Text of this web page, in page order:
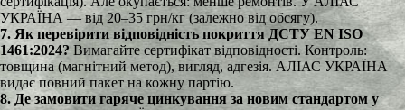
УКРАЇНА — від 20–35 грн/кг (залежно від обсягу).
7. Як перевірити відповідність покриття ДСТУ EN ISO
1461:2024?Вимагайте сертифікат відповідності. Контроль:
товщина (магнітний метод), вигляд, адгезія. АЛІАС УКРАЇНА
видає повний пакет на кожну партію.
8. Де замовити гаряче цинкування за новим стандартом у